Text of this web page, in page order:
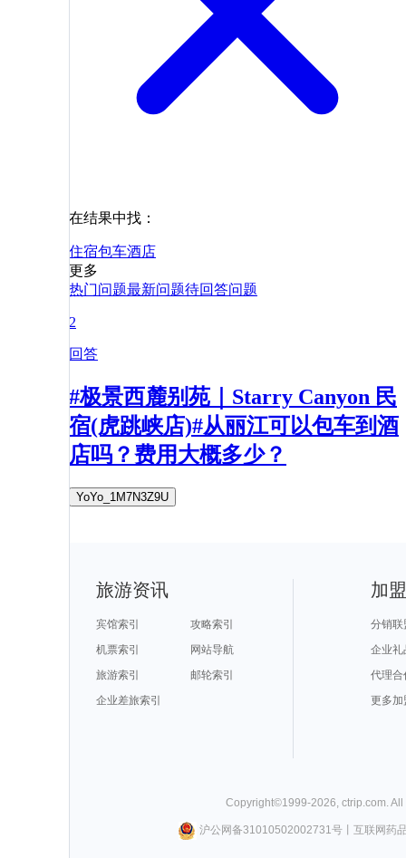
在结果中找：
住宿包车酒店
更多
热门问题最新问题待回答问题
2
回答
#极景西麓别苑｜Starry Canyon 民
宿(虎跳峡店)#从丽江可以包车到酒
店吗？费用大概多少？
YoYo_1M7N3Z9U
旅游资讯
宾馆索引
攻略索引
机票索引
网站导航
旅游索引
邮轮索引
企业差旅索引
加
分销联
企业礼
代理合
更多加
Copyright©1999-2026 ctrip.com .
沪公网备31010502002731号丨 互联网药